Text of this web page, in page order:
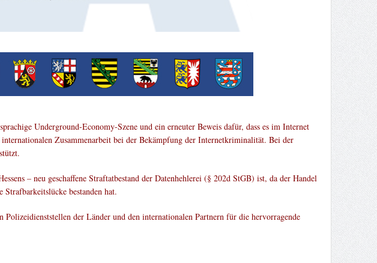
Underground-Economy-Szene und ein erneuter Beweis dafür, dass es im Internet
Zusammenarbeit bei der Bekämpfung der Internetkriminalität. Bei der
– neu geschaffene Straftatbestand der Datenhehlerei (§ 202d StGB) ist, da der Handel
bestanden hat.
der Länder und den internationalen Partnern für die hervorragende